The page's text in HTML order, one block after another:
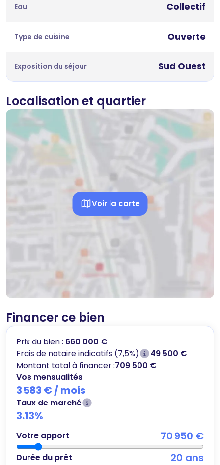
Eau Collectif
Type de cuisine Ouverte
Exposition du séjour Sud Ouest
Localisation et quartier
Voir la carte
Financer ce bien
Prix du bien : 660 000 €
Frais de notaire indicatifs (7,5%)
49 500 €
Montant total à financer :709 500 €
Vos mensualités
3 583 € / mois
Taux de marché
3.13%
Votre apport 70 950 €
Durée du prêt 20 ans